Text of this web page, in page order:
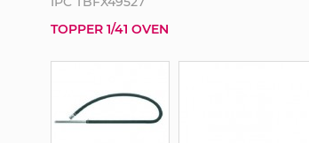
TOPPER 1/41 OVEN